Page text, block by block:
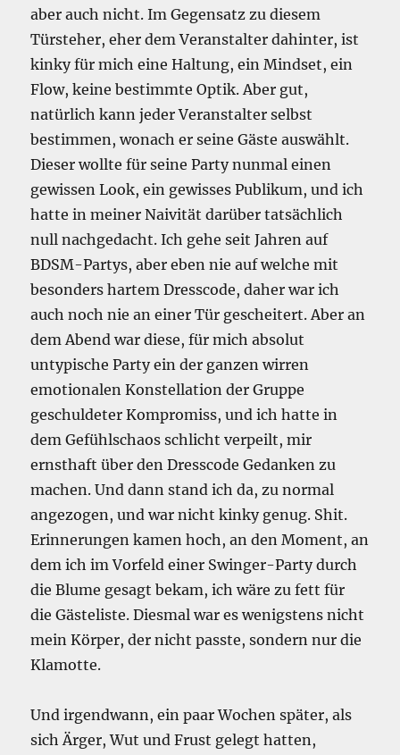
aber auch nicht. Im Gegensatz zu diesem
Türsteher, eher dem Veranstalter dahinter, ist
kinky für mich eine Haltung, ein Mindset, ein
Flow, keine bestimmte Optik. Aber gut,
natürlich kann jeder Veranstalter selbst
bestimmen, wonach er seine Gäste auswählt.
Dieser wollte für seine Party nunmal einen
gewissen Look, ein gewisses Publikum, und ich
hatte in meiner Naivität darüber tatsächlich
null nachgedacht. Ich gehe seit Jahren auf
BDSM-Partys, aber eben nie auf welche mit
besonders hartem Dresscode, daher war ich
auch noch nie an einer Tür gescheitert. Aber an
dem Abend war diese, für mich absolut
untypische Party ein der ganzen wirren
emotionalen Konstellation der Gruppe
geschuldeter Kompromiss, und ich hatte in
dem Gefühlschaos schlicht verpeilt, mir
ernsthaft über den Dresscode Gedanken zu
machen. Und dann stand ich da, zu normal
angezogen, und war nicht kinky genug. Shit.
Erinnerungen kamen hoch, an den Moment, an
dem ich im Vorfeld einer Swinger-Party durch
die Blume gesagt bekam, ich wäre zu fett für
die Gästeliste. Diesmal war es wenigstens nicht
mein Körper, der nicht passte, sondern nur die
Klamotte.
Und irgendwann, ein paar Wochen später, als
sich Ärger, Wut und Frust gelegt hatten,